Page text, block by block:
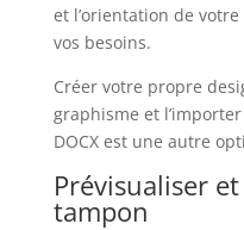
et l’orientation de
vos besoins.
Créer votre propre
graphisme et l’importer
DOCX est une autre
Prévisualiser
tampon